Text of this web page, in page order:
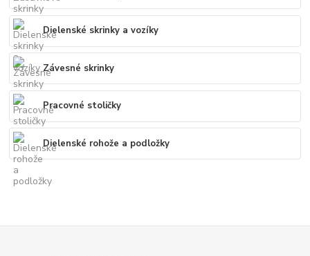
Dielenské skrinky a vozíky
Závesné skrinky
Pracovné stoličky
Dielenské rohože a podložky